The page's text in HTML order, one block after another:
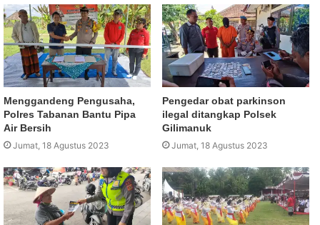
Menggandeng Pengusaha,
Polres Tabanan Bantu Pipa
Air Bersih
Jumat, 18 Agustus 2023
Pengedar obat parkinson
ilegal ditangkap Polsek
Gilimanuk
Jumat, 18 Agustus 2023